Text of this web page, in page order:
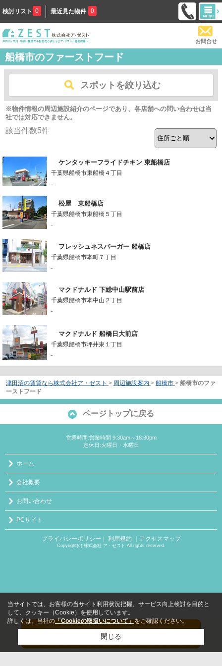
検討リスト 0 最近見た物件 0
お問合せ
船橋市のファーストフード
スポットを絞り込む
※物件情報の周辺施設紹介のページであり、各店舗への問い合わせは当
社では対応できません。
該当件数5件
ケンタッキーフライドチキン 東船橋店
千葉県船橋市東船橋４丁目
-
松屋 東船橋店
千葉県船橋市東船橋５丁目
-
フレッシュネスバーガー 船橋店
千葉県船橋市本町７丁目
-
マクドナルド 下総中山駅前店
千葉県船橋市本中山２丁目
-
マクドナルド 船橋日大前店
千葉県船橋市坪井東１丁目
-
津田沼の賃貸なら株式会社ア・ゼスト > 周辺施設案内 > 船橋市 > 船橋市のファ
ーストフード
ページトップに戻る
営業時間:営業時間 9:30am～18:30pm
定休日:火曜日・水曜日
ホーム
会社概要
お問い合わせ
PCサイト
プライバシーポリシー ｜ 利用規約 ｜アクセスマップ
Copyright(c) 株式会社 ア・ゼスト All rights reserved.
当サイトでは、お客様の当サイト利用状況把握、サービス向上検討を目的と
して、クッキー（Cookie）を使用しています。
詳しくは、当社の「Cookieの取扱いについて」をご確認ください。
閉じる